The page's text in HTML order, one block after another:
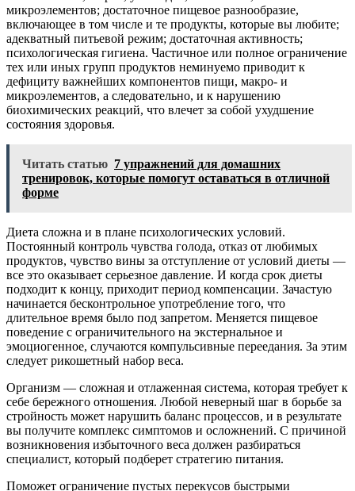
микроэлементов; достаточное пищевое разнообразие,
включающее в том числе и те продукты, которые вы любите;
адекватный питьевой режим; достаточная активность;
психологическая гигиена. Частичное или полное ограничение
тех или иных групп продуктов неминуемо приводит к
дефициту важнейших компонентов пищи, макро- и
микроэлементов, а следовательно, и к нарушению
биохимических реакций, что влечет за собой ухудшение
состояния здоровья.
Читать статью 7 упражнений для домашних
тренировок, которые помогут оставаться в отличной
форме
Диета сложна и в плане психологических условий.
Постоянный контроль чувства голода, отказ от любимых
продуктов, чувство вины за отступление от условий диеты —
все это оказывает серьезное давление. И когда срок диеты
подходит к концу, приходит период компенсации. Зачастую
начинается бесконтрольное употребление того, что
длительное время было под запретом. Меняется пищевое
поведение с ограничительного на экстернальное и
эмоциогенное, случаются компульсивные переедания. За этим
следует рикошетный набор веса.
Организм — сложная и отлаженная система, которая требует к
себе бережного отношения. Любой неверный шаг в борьбе за
стройность может нарушить баланс процессов, и в результате
вы получите комплекс симптомов и осложнений. С причиной
возникновения избыточного веса должен разбираться
специалист, который подберет стратегию питания.
Поможет ограничение пустых перекусов быстрыми